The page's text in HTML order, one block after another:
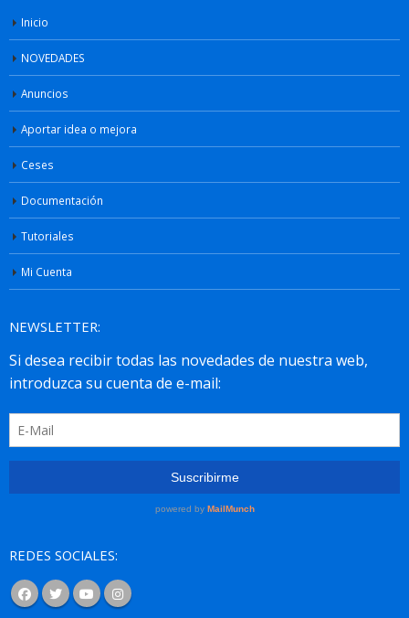
Inicio
NOVEDADES
Anuncios
Aportar idea o mejora
Ceses
Documentación
Tutoriales
Mi Cuenta
NEWSLETTER:
REDES SOCIALES: